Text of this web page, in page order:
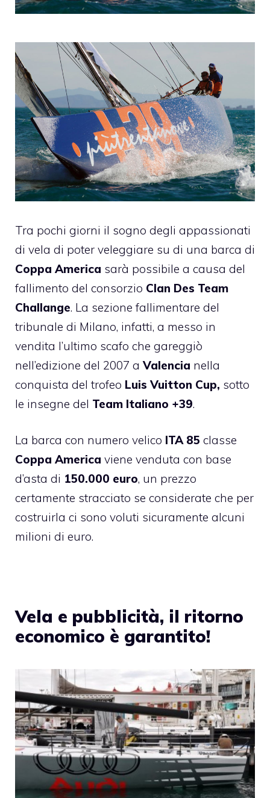
Tra pochi giorni il sogno degli appassionati
di vela di poter veleggiare su di una barca di
Coppa America sarà possibile a causa del
fallimento del consorzio Clan Des Team
Challange. La sezione fallimentare del
tribunale di Milano, infatti, a messo in
vendita l’ultimo scafo che gareggiò
nell’edizione del 2007 aValencia nella
conquista del trofeo Luis Vuitton Cup, sotto
le insegne del Team Italiano +39.
La barca con numero velico ITA 85 classe
Coppa America viene venduta con base
d’asta di 150.000 euro, un prezzo
certamente stracciato se considerate che per
costruirla ci sono voluti sicuramente alcuni
milioni di euro.
Vela e pubblicità, il ritorno
economico è garantito!